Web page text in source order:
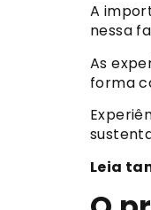
A
nessa
As
forma
Leia